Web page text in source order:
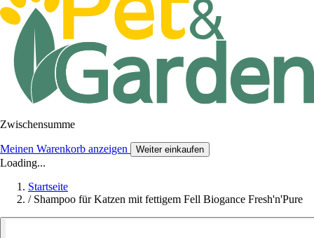
Zwischensumme
Meinen Warenkorb anzeigen Weiter einkaufen
Loading...
Startseite
/ Shampoo für Katzen mit fettigem Fell Biogance Fresh'n'Pure